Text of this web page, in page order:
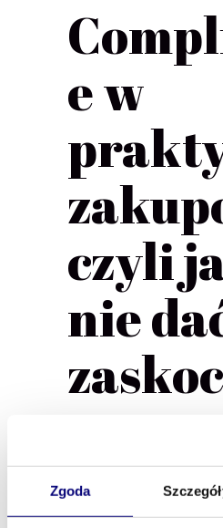
Zgoda
e w
czyli
nie
Compliance w łańcuchu
więcej niż odhaczanie